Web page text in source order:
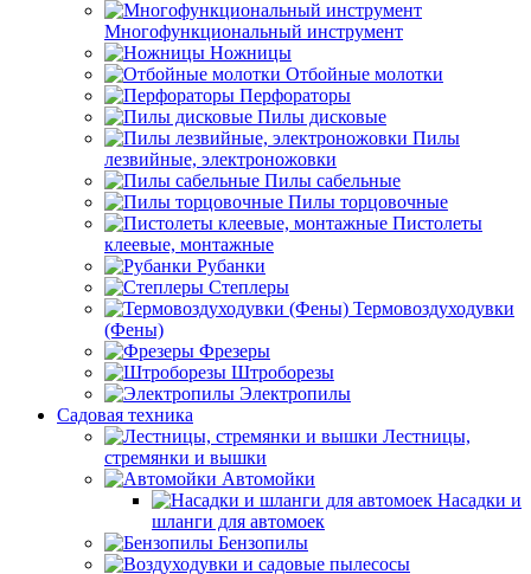
Многофункциональный инструмент
Ножницы
Отбойные молотки
Перфораторы
Пилы дисковые
Пилы
лезвийные, электроножовки
Пилы сабельные
Пилы торцовочные
Пистолеты
клеевые, монтажные
Рубанки
Степлеры
Термовоздуходувки
(Фены)
Фрезеры
Штроборезы
Электропилы
Садовая техника
Лестницы,
стремянки и вышки
Автомойки
Насадки и
шланги для автомоек
Бензопилы